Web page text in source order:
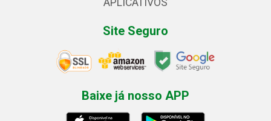
Site Seguro
Baixe já nosso APP